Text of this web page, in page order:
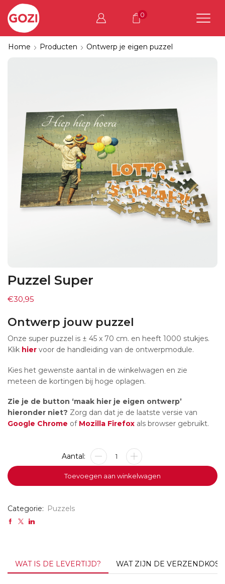
0
Home Producten Ontwerp je eigen puzzel
Puzzel Super
€30,95
Ontwerp jouw puzzel
Onze super puzzel is ± 45 x 70 cm. en heeft 1000 stukjes.
Klik hier voor de handleiding van de ontwerpmodule.
Kies het gewenste aantal in de winkelwagen en zie
meteen de kortingen bij hoge oplagen.
Zie je de button ‘maak hier je eigen ontwerp’
hieronder niet? Zorg dan dat je de laatste versie van
Google Chrome of Mozilla Firefox als browser gebruikt.
Puzzel
Super
aantal
Toevoegen aan winkelwagen
Categorie: Puzzels
WAT IS DE LEVERTIJD? WAT ZIJN DE